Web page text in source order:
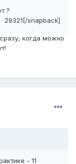
?
29321[/snapback]
когда можно
- 11